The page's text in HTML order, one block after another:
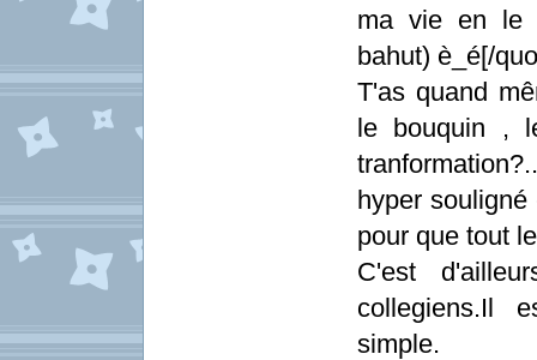
ma vie en le
bahut) è_é[/
T'as quand
le bouquin ,
hyper
pour que tout
C'est
collegiens.Il
simple.